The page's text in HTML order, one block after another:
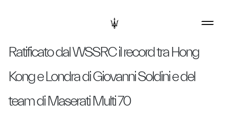
Ratificato dal WSSRC il record tra Hong
Kong e Londra di Giovanni Soldini e del
team di Maserati Multi 70